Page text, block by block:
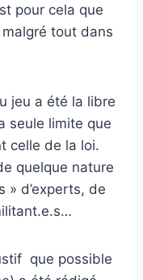
pour cela que
tout dans
jeu a été la libre
seule limite que
celle de la loi.
quelque nature
» d’experts, de
que possible